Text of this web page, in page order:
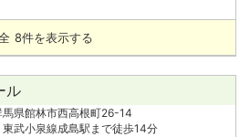
8件を表示する
ル
馬県館林市西高根町26-14
東武小泉線成島駅まで徒歩14分